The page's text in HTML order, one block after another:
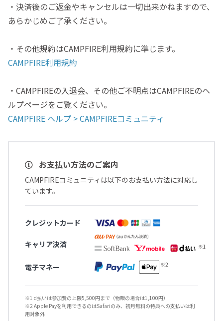
・決済後のご返金やキャンセルは一切出来かねますので、
あらかじめご了承ください。
・その他規約はCAMPFIRE利用規約に準じます。
CAMPFIRE利用規約
・CAMPFIREの入退会、その他ご不明点はCAMPFIREのヘ
ルプページをご覧ください。
CAMPFIRE ヘルプ > CAMPFIREコミュニティ
お支払い方法のご案内
CAMPFIREコミュニティは以下のお支払い方法に対応し
ています。
クレジットカード
キャリア決済
電子マネー
※1 d払いは参加費の上限5,500円まで（物販の場合は1,100円）
※2 Apple Payを利用できるのはSafariのみ、初月無料の特典への支払いは利
用対象外